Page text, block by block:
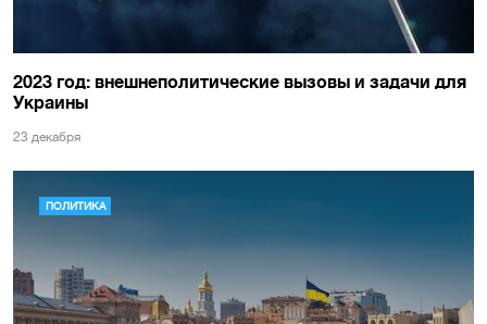
2023 год: внешнеполитические вызовы и задачи для
Украины
23 декабря
ПОЛИТИКА